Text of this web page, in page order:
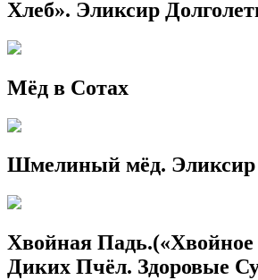
Хлеб». Эликсир
Мёд в Сотах
Шмелиный мёд. Эликсир
Хвойная
Диких Пчёл. Здоровые